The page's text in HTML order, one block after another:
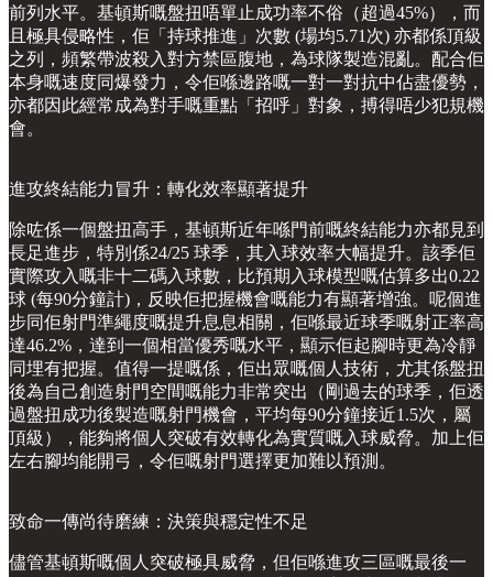
前列水平。基頓斯嘅盤扭唔單止成功率不俗（超過45%），而
且極具侵略性，佢「持球推進」次數 (場均5.71次) 亦都係頂級
之列，頻繁帶波殺入對方禁區腹地，為球隊製造混亂。配合佢
本身嘅速度同爆發力，令佢喺邊路嘅一對一對抗中佔盡優勢，
亦都因此經常成為對手嘅重點「招呼」對象，搏得唔少犯規機
會。
進攻終結能力冒升：轉化效率顯著提升
除咗係一個盤扭高手，基頓斯近年喺門前嘅終結能力亦都見到
長足進步，特別係24/25 球季，其入球效率大幅提升。該季佢
實際攻入嘅非十二碼入球數，比預期入球模型嘅估算多出0.22
球 (每90分鐘計)，反映佢把握機會嘅能力有顯著增強。呢個進
步同佢射門準繩度嘅提升息息相關，佢喺最近球季嘅射正率高
達46.2%，達到一個相當優秀嘅水平，顯示佢起腳時更為冷靜
同埋有把握。值得一提嘅係，佢出眾嘅個人技術，尤其係盤扭
後為自己創造射門空間嘅能力非常突出（剛過去的球季，佢透
過盤扭成功後製造嘅射門機會，平均每90分鐘接近1.5次，屬
頂級），能夠將個人突破有效轉化為實質嘅入球威脅。加上佢
左右腳均能開弓，令佢嘅射門選擇更加難以預測。
致命一傳尚待磨練：決策與穩定性不足
儘管基頓斯嘅個人突破極具威脅，但佢喺進攻三區嘅最後一